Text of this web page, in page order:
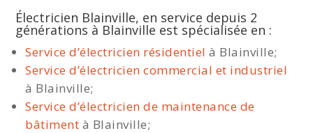
Électricien Blainville, en service depuis 2
générations à Blainville est spécialisée en :
Service d’électricien résidentiel à Blainville;
Service d’électricien commercial et industriel
à Blainville;
Service d’électricien de maintenance de
bâtiment à Blainville;